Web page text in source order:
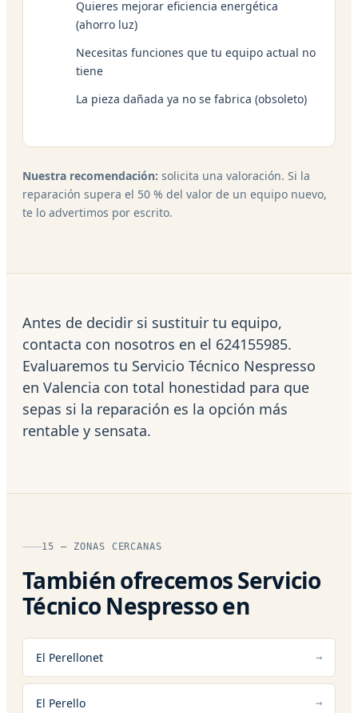
Quieres mejorar eficiencia energética
(ahorro luz)
Necesitas funciones que tu equipo actual no
tiene
La pieza dañada ya no se fabrica (obsoleto)
Nuestra recomendación: solicita una valoración. Si la
reparación supera el 50 % del valor de un equipo nuevo,
te lo advertimos por escrito.
Antes de decidir si sustituir tu equipo,
contacta con nosotros en el 624155985.
Evaluaremos tu Servicio Técnico Nespresso
en Valencia con total honestidad para que
sepas si la reparación es la opción más
rentable y sensata.
15 — ZONAS CERCANAS
También ofrecemos Servicio
Técnico Nespresso en
El Perellonet
El Perello